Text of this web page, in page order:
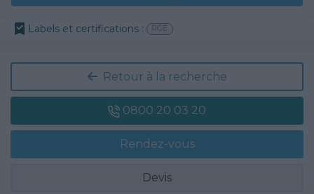
Labels et certifications : RGE
Retour à la recherche
0800 20 03 20
Rendez-vous
Devis